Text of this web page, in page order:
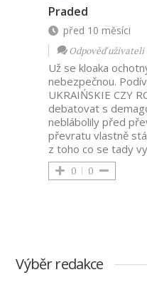
Praded
před 10 měsíci
Odpověď uživateli
Už se kloaka
nebezpečnou.
UKRAIŃSKIE CZY
debatovat s
neblábolily před
převratu vlastně
z toho co se tady
0 0
Výběr redakce